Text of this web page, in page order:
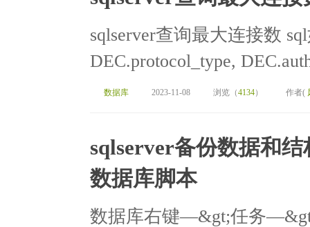
sqlserver查询最大连接数
DEC.protocol_type,
数据库 2023-11-08 浏览（4134） 作者(
sqlserver备份数据和
数据库脚本
数据库右键—&gt;任务